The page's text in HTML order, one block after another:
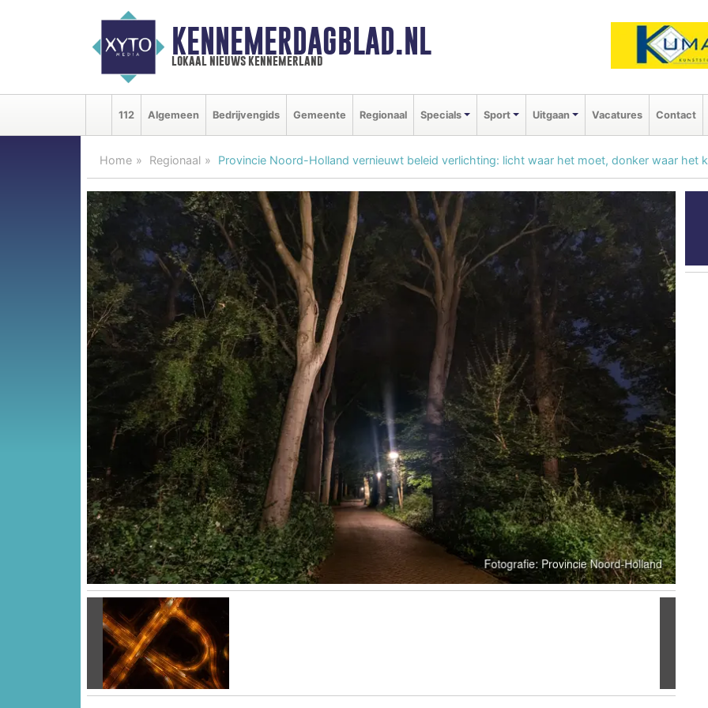
KENNEMERDAGBLAD.NL
lokaal nieuws kennemerland
112 Algemeen Bedrijvengids Gemeente Regionaal Specials Sport Uitgaan Vacatures Contact
Home Regionaal Provincie Noord-Holland vernieuwt beleid verlichting: licht waar het moet, donker waar het
Vorige